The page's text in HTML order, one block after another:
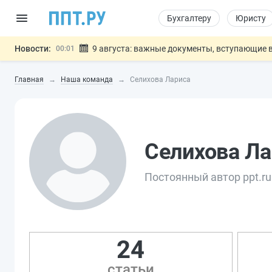
Бухгалтеру Юристу
Новости: 00:01 9 августа: важные документы, вступающие
07.08 Дистанционную работу беременных пропишут
07.08
Важно
Главная Наша команда Селихова Лариса
Селихова
Постоянный автор ppt.ru
24